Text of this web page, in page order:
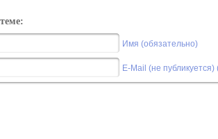
Имя (обязательно)
E-Mail (не